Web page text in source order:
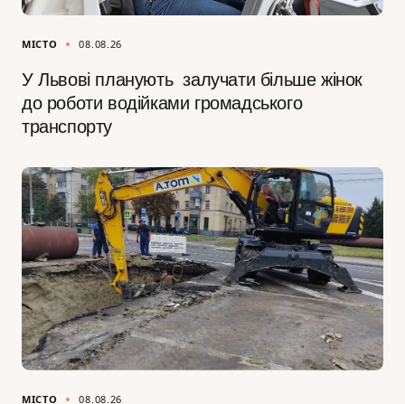
МІСТО 08.08.26
У Львові планують залучати більше жінок
до роботи водійками громадського
транспорту
МІСТО 08.08.26